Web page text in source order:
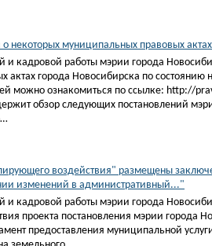
некоторых муниципальных правовых
и кадровой работы мэрии города
актах города Новосибирска по состоянию
можно ознакомиться по ссылке: http://
обзор следующих постановлений
воздействия" размещены
изменений в административный..."
и кадровой работы мэрии города
проекта постановления мэрии города
предоставления муниципальной